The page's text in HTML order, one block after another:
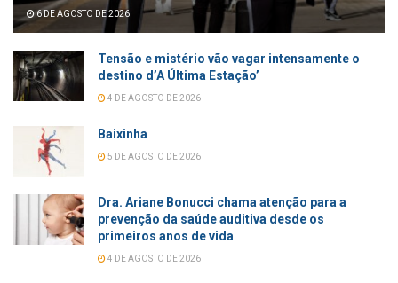
6 DE AGOSTO DE 2026
Tensão e mistério vão vagar intensamente o
destino d’A Última Estação’
4 DE AGOSTO DE 2026
Baixinha
5 DE AGOSTO DE 2026
Dra. Ariane Bonucci chama atenção para a
prevenção da saúde auditiva desde os
primeiros anos de vida
4 DE AGOSTO DE 2026